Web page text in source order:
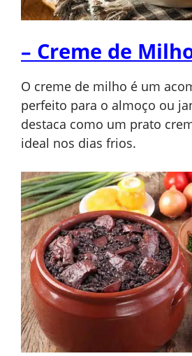
– Creme de
O creme de milho é um
perfeito para o almoço ou
destaca como um prato
ideal nos dias frios.